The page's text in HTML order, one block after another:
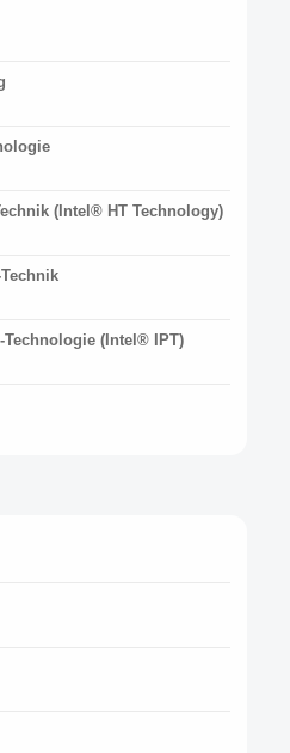
(Intel® HT Technology)
(Intel® IPT)